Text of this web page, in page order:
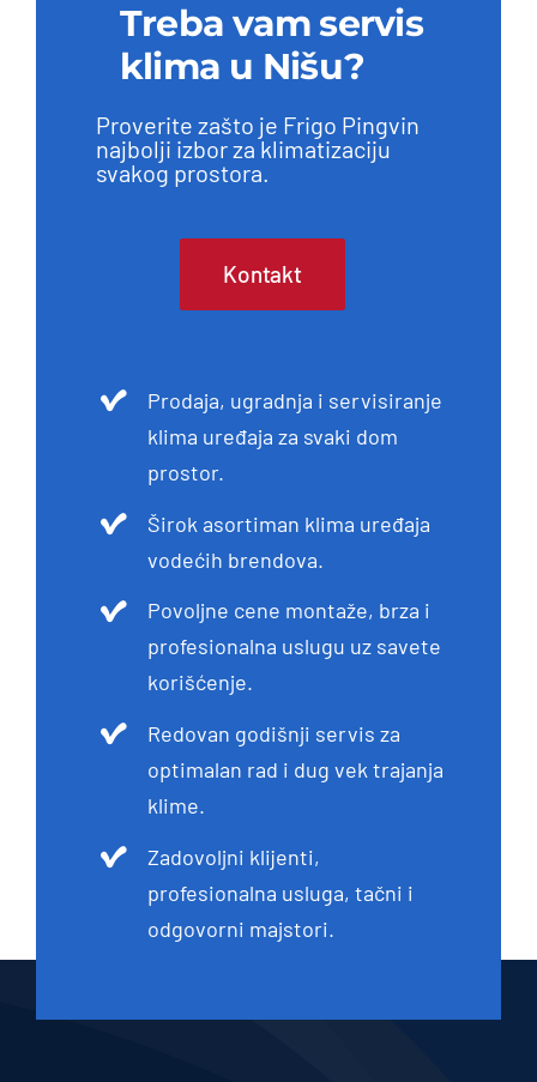
Treba vam servis
klima u Nišu?
Proverite zašto je Frigo Pingvin
najbolji izbor za klimatizaciju
svakog prostora.
Kontakt
Prodaja, ugradnja i servisiranje
klima uređaja za svaki dom
prostor.
Širok asortiman klima uređaja
vodećih brendova.
Povoljne cene montaže, brza i
profesionalna uslugu uz savete
korišćenje.
Redovan godišnji servis za
optimalan rad i dug vek trajanja
klime.
Zadovoljni klijenti,
profesionalna usluga, tačni i
odgovorni majstori.